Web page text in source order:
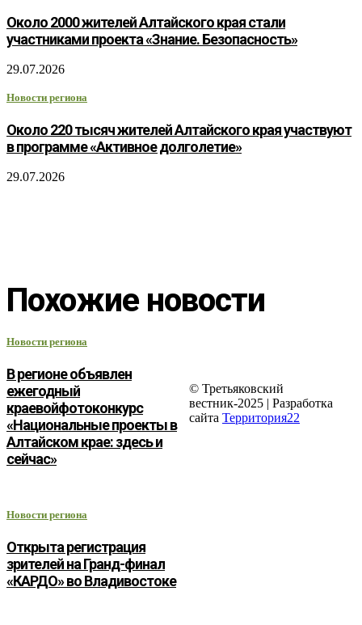
Около 2000 жителей Алтайского края стали
участниками проекта «Знание. Безопасность»
29.07.2026
Новости региона
Около 220 тысяч жителей Алтайского края участвуют
в программе «Активное долголетие»
29.07.2026
Похожие новости
Новости региона
В регионе объявлен
ежегодный
краевойфотоконкурс
«Национальные проекты в
Алтайском крае: здесь и
сейчас»
Новости региона
Открыта регистрация
зрителей на Гранд-финал
«КАРДО» во Владивостоке
© Третьяковский
вестник-2025 | Разработка
сайта Территория22